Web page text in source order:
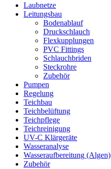
Laubnetze
Leitungsbau
Bodenablauf
Druckschlauch
Flexkupplungen
PVC Fittings
Schlauchbriden
Steckrohre
Zubehör
Pumpen
Regelung
Teichbau
Teichbelüftung
Teichpflege
Teichreinigung
UV-C Klärgeräte
Wasseranalyse
Wasseraufbereitung (Algen)
Zubehör